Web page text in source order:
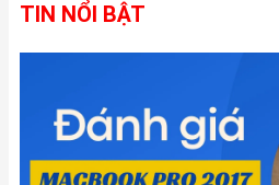
Macbook Pro 16 inch M4 Pro
Macbook Pro 16 inch M4 Pro 2025
tùy chọn màu sắc trang nhã và
không gian) và Silver (Bạc).
TIN NỔI BẬT